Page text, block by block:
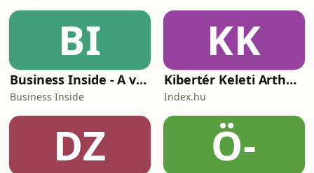
BI
Business Inside - A vállalkozók pszichológiája
Business Inside
KK
Kibertér Keleti Arthurral
Index.hu
DZ Ö-